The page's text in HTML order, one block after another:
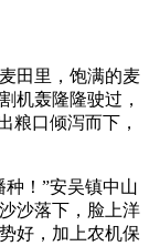
田里，饱满的麦
机轰隆隆驶过，
粮口倾泻而下，
！”安吴镇中山
沙落下，脸上洋
好，加上农机保